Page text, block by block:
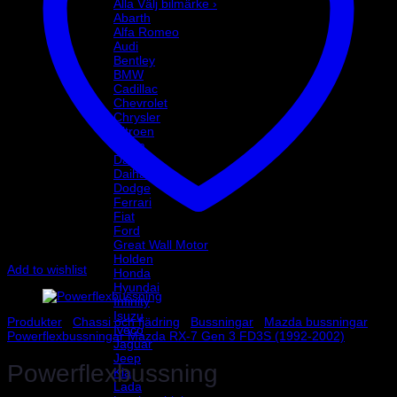
Alla Välj bilmärke ›
Abarth
Alfa Romeo
Audi
Bentley
BMW
Cadillac
Chevrolet
Chrysler
Citroen
Dacia
Daewoo
Daihatsu
Dodge
Ferrari
Fiat
Ford
Great Wall Motor
Holden
Honda
Hyundai
Infinity
Isuzu
Iveco
Jaguar
Jeep
Kia
Lada
Add to wishlist
Produkter Chassi och fjädring Bussningar Mazda bussningar
Powerflexbussningar Mazda RX-7 Gen 3 FD3S (1992-2002)
Powerflexbussning